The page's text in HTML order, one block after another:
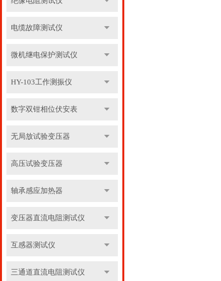
电缆故障测试仪
微机继电保护测试仪
HY-103工作测振仪
数字双钳相位伏安表
无局放试验变压器
高压试验变压器
轴承感应加热器
变压器直流电阻测试仪
互感器测试仪
三通道直流电阻测试仪